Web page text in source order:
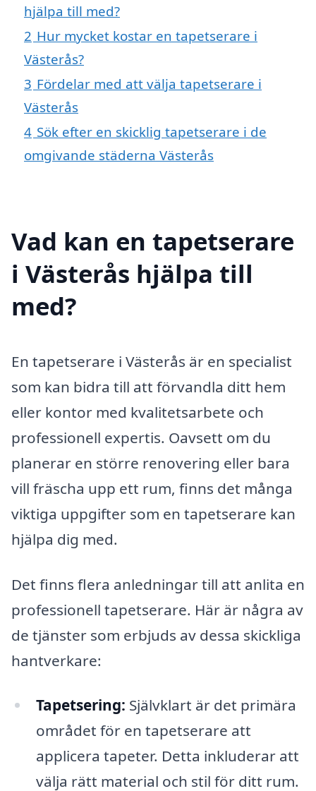
hjälpa till med?
2 Hur mycket kostar en tapetserare i
Västerås?
3 Fördelar med att välja tapetserare i
Västerås
4 Sök efter en skicklig tapetserare i de
omgivande städerna Västerås
Vad kan en tapetserare
i Västerås hjälpa till
med?
En tapetserare i Västerås är en specialist
som kan bidra till att förvandla ditt hem
eller kontor med kvalitetsarbete och
professionell expertis. Oavsett om du
planerar en större renovering eller bara
vill fräscha upp ett rum, finns det många
viktiga uppgifter som en tapetserare kan
hjälpa dig med.
Det finns flera anledningar till att anlita en
professionell tapetserare. Här är några av
de tjänster som erbjuds av dessa skickliga
hantverkare:
Tapetsering: Självklart är det primära
området för en tapetserare att
applicera tapeter. Detta inkluderar att
välja rätt material och stil för ditt rum.